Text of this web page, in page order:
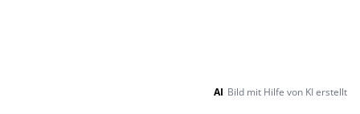
AI Bild mit Hilfe von KI erstellt